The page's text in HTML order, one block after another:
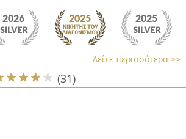
Δείτε περισσότερα >>
(31)